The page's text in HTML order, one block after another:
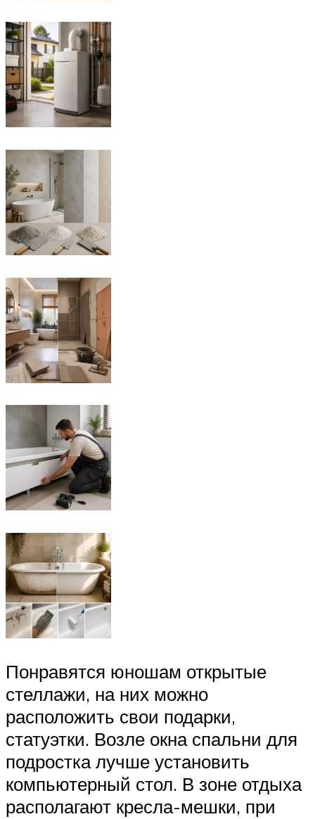
Понравятся юношам открытые
стеллажи, на них можно
расположить свои подарки,
статуэтки. Возле окна спальни для
подростка лучше установить
компьютерный стол. В зоне отдыха
располагают кресла-мешки, при